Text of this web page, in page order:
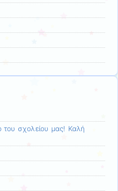
του σχολείου μας! Καλή